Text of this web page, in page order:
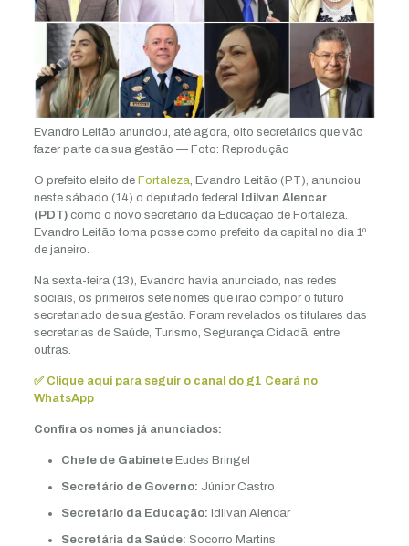
Evandro Leitão anunciou, até agora, oito secretários que vão
fazer parte da sua gestão — Foto: Reprodução
O prefeito eleito de Fortaleza , Evandro Leitão (PT), anunciou
neste sábado (14) o deputado federal Idilvan Alencar
(PDT) como o novo secretário da Educação de Fortaleza.
Evandro Leitão toma posse como prefeito da capital no dia 1º
de janeiro.
Na sexta-feira (13), Evandro havia anunciado, nas redes
sociais, os primeiros sete nomes que irão compor o futuro
secretariado de sua gestão. Foram revelados os titulares das
secretarias de Saúde, Turismo, Segurança Cidadã, entre
outras.
✅ Clique aqui para seguir o canal do g1 Ceará no
WhatsApp
Confira os nomes já anunciados:
Chefe de GabineteEudes Bringel
Secretário de Governo: Júnior Castro
Secretário da Educação: Idilvan Alencar
Secretária da Saúde: Socorro Martins